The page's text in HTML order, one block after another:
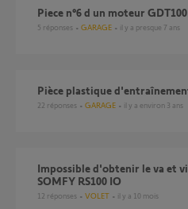
piece n°6 d un moteur GDT100
5 réponses GARAGE il y a presque 7 ans
Pièce plastique
22 réponses GARAGE il y a environ 3 ans
impossible d'obtenir le va et vient sur mon volet roulant
SOMFY RS100 IO
12 réponses VOLET il y a 10 mois